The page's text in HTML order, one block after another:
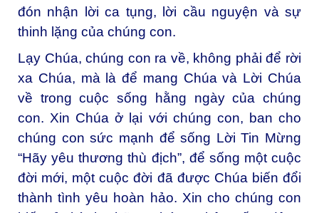
đón nhận lời ca tụng, lời cầu nguyện và sự
thinh lặng của chúng con.
Lạy Chúa, chúng con ra về, không phải để rời
xa Chúa, mà là để mang Chúa và Lời Chúa
về trong cuộc sống hằng ngày của chúng
con. Xin Chúa ở lại với chúng con, ban cho
chúng con sức mạnh để sống Lời Tin Mừng
“Hãy yêu thương thù địch”, để sống một cuộc
đời mới, một cuộc đời đã được Chúa biến đổi
thành tình yêu hoàn hảo. Xin cho chúng con